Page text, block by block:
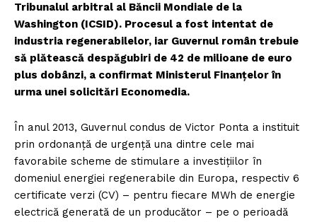
Tribunalul arbitral al Băncii Mondiale de la
Washington (ICSID). Procesul a fost intentat de
industria regenerabilelor, iar Guvernul român trebuie
să plătească despăgubiri de 42 de milioane de euro
plus dobânzi, a confirmat Ministerul Finanțelor în
urma unei solicitări Economedia.
În anul 2013, Guvernul condus de Victor Ponta a instituit
prin ordonanță de urgență una dintre cele mai
favorabile scheme de stimulare a investițiilor în
domeniul energiei regenerabile din Europa, respectiv 6
certificate verzi (CV) – pentru fiecare MWh de energie
electrică generată de un producător – pe o perioadă